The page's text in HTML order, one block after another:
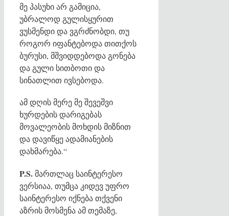
მე პასუხი არ გამიცია,
უბრალოდ გულისყურით
ვუსმენდი და ვგრძნობდი, თუ
როგორ იფანტებოდა თითქოს
ბურუსი, მშვიდდებოდა გონება
და გული სითბოთი და
სინათლით ივსებოდა.
ამ დღის მერე მე შევეშვი
ხურდების დარიგებას
მოვალეობის მოხდის მიზნით
და დავიწყე ადამიანების
დახმარება.“
P.S.მართლაც საინტერესო
ვერსიაა, თუმცა კიდევ უფრო
საინტერესო იქნება თქვენი
აზრის მოსმენა ამ თემაზე,